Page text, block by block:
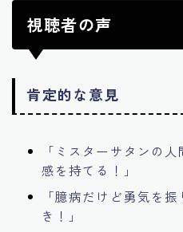
視聴者の声
肯定的な意見
「ミスターサタンの
感を持てる！」
「臆病だけど勇気を
き！」